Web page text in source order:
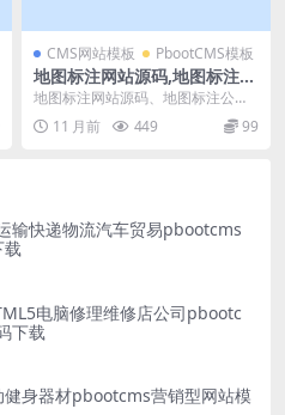
CMS网站模板 PbootCMS模板
地图标注网站源码,地图标注公
司源码,线下商家企业地图标注
服务,店铺地图定位网站
地图标注网站源码、地图标注公司
源码、线下商家企业地图标注服
务、店铺地图定位网站源...
11 月前 449 99
输快递物流汽车贸易pbootcms
载
电脑修理维修店公司pbootc
下载
健身器材pbootcms营销型网站模